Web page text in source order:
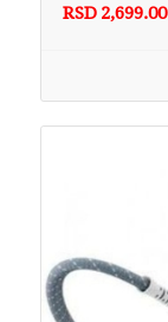
RSD 2,699.00